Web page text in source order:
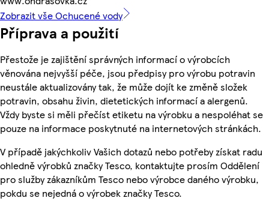
Zobrazit vše Ochucené vody
Příprava a použití
Přestože je zajištění správných informací o výrobcích
věnována nejvyšší péče, jsou předpisy pro výrobu potravin
neustále aktualizovány tak, že může dojít ke změně složek
potravin, obsahu živin, dietetických informací a alergenů.
Vždy byste si měli přečíst etiketu na výrobku a nespoléhat se
pouze na informace poskytnuté na internetových stránkách.
V případě jakýchkoliv Vašich dotazů nebo potřeby získat radu
ohledně výrobků značky Tesco, kontaktujte prosím Oddělení
pro služby zákazníkům Tesco nebo výrobce daného výrobku,
pokdu se nejedná o výrobek značky Tesco.